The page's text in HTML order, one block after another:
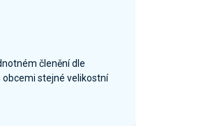
členění dle
obcemi stejné velikostní